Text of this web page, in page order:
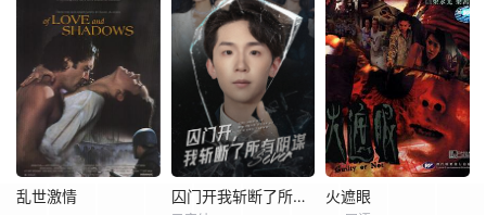
乱世激情 囚门开我斩断了所有阴谋 火遮眼